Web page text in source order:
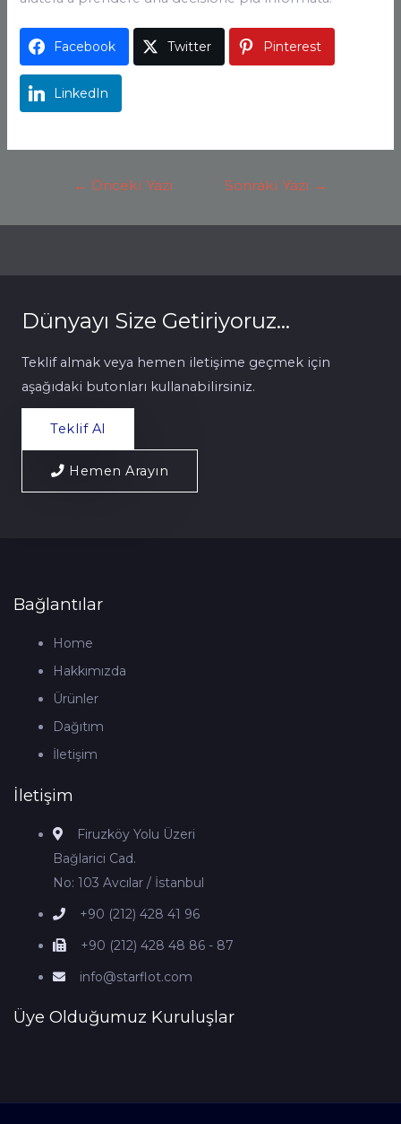
Facebook Twitter Pinterest
LinkedIn
Yazı← Önceki Yazı Sonraki Yazı →
Dünyayı Size Getiriyoruz...
Teklif almak veya hemen iletişime geçmek için
aşağıdaki butonları kullanabilirsiniz.
Teklif Al
Hemen Arayın
Bağlantılar
Home
Hakkımızda
Ürünler
Dağıtım
İletişim
İletişim
Firuzköy Yolu Üzeri
Bağlarici Cad.
No: 103 Avcılar / İstanbul
+90 (212) 428 41 96
+90 (212) 428 48 86 - 87
info@starflot.com
Üye Olduğumuz Kuruluşlar